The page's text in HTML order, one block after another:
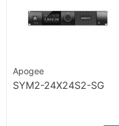
Apogee
SYM2-24X24S2-SG